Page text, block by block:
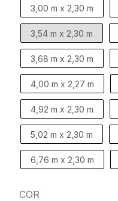
3,00 m x 2,30 m
3,54 m x 2,30 m
3,68 m x 2,30 m
4,00 m x 2,27 m
4,92 m x 2,30 m
5,02 m x 2,30 m
6,76 m x 2,30 m
COR